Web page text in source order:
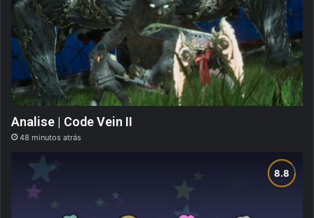
Analise | Code Vein II
48 minutos atrás